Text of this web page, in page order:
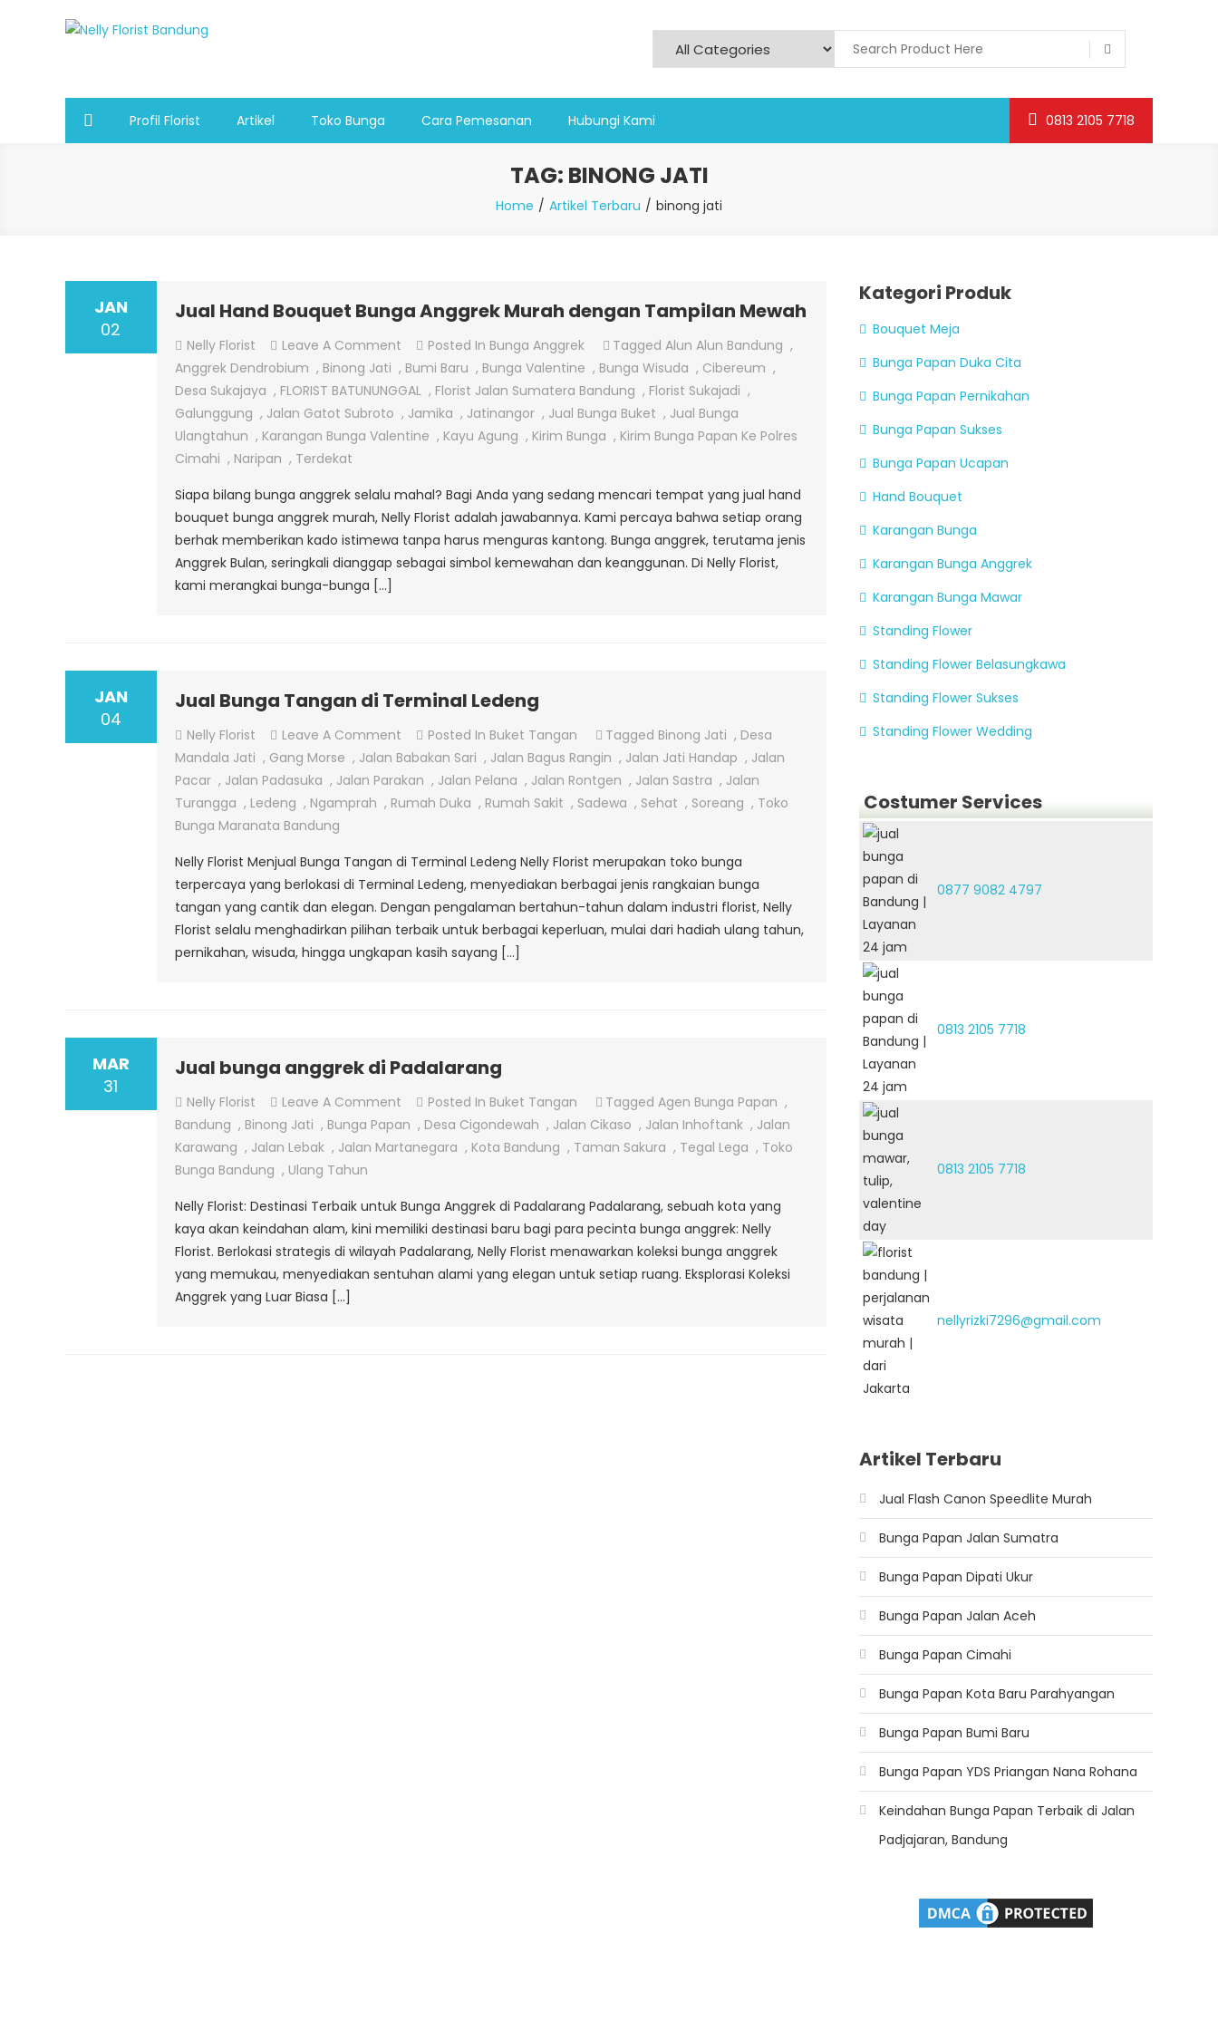
Profil Florist Artikel Toko Bunga Cara Pemesanan Hubungi Kami 0813 2105 7718
TAG: BINONG JATI
Home Artikel Terbaru binong jati
JAN
02
Jual Hand Bouquet Bunga Anggrek Murah dengan Tampilan Mewah
Nelly Florist Leave A CommentOn
Jual
Hand
Bouquet
Bunga
Dengan
Tampilan
Mewah
Posted In Bunga Anggrek Tagged Alun Alun Bandung ,
Anggrek Dendrobium , Binong Jati , Bumi Baru , Bunga Valentine , Bunga Wisuda , Cibereum ,
Desa Sukajaya , FLORIST BATUNUNGGAL , Florist Jalan Sumatera Bandung , Florist Sukajadi ,
Galunggung , Jalan Gatot Subroto , Jamika , Jatinangor , Jual Bunga Buket , Jual Bunga
Ulangtahun , Karangan Bunga Valentine , Kayu Agung , Kirim Bunga , Kirim Bunga Papan Ke Polres
Cimahi , Naripan , Terdekat
Siapa bilang bunga anggrek selalu mahal? Bagi Anda yang sedang mencari tempat yang jual hand
bouquet bunga anggrek murah, Nelly Florist adalah jawabannya. Kami percaya bahwa setiap orang
berhak memberikan kado istimewa tanpa harus menguras kantong. Bunga anggrek, terutama jenis
Anggrek Bulan, seringkali dianggap sebagai simbol kemewahan dan keanggunan. Di Nelly Florist,
kami merangkai bunga-bunga […]
JAN
04
Jual Bunga Tangan di Terminal Ledeng
Nelly Florist Leave A CommentOn
Jual
Bunga
Tangan
Ledeng
Posted In Buket Tangan Tagged Binong Jati , Desa
Mandala Jati , Gang Morse , Jalan Babakan Sari , Jalan Bagus Rangin , Jalan Jati Handap , Jalan
Pacar , Jalan Padasuka , Jalan Parakan , Jalan Pelana , Jalan Rontgen , Jalan Sastra , Jalan
Turangga , Ledeng , Ngamprah , Rumah Duka , Rumah Sakit , Sadewa , Sehat , Soreang , Toko
Bunga Maranata Bandung
Nelly Florist Menjual Bunga Tangan di Terminal Ledeng Nelly Florist merupakan toko bunga
terpercaya yang berlokasi di Terminal Ledeng, menyediakan berbagai jenis rangkaian bunga
tangan yang cantik dan elegan. Dengan pengalaman bertahun-tahun dalam industri florist, Nelly
Florist selalu menghadirkan pilihan terbaik untuk berbagai keperluan, mulai dari hadiah ulang tahun,
pernikahan, wisuda, hingga ungkapan kasih sayang […]
MAR
31
Jual bunga anggrek di Padalarang
Nelly Florist Leave A CommentOn
Jual
Bunga
Padalarang
Posted In Buket Tangan Tagged Agen Bunga Papan ,
Bandung , Binong Jati , Bunga Papan , Desa Cigondewah , Jalan Cikaso , Jalan Inhoftank , Jalan
Karawang , Jalan Lebak , Jalan Martanegara , Kota Bandung , Taman Sakura , Tegal Lega , Toko
Bunga Bandung , Ulang Tahun
Nelly Florist: Destinasi Terbaik untuk Bunga Anggrek di Padalarang Padalarang, sebuah kota yang
kaya akan keindahan alam, kini memiliki destinasi baru bagi para pecinta bunga anggrek: Nelly
Florist. Berlokasi strategis di wilayah Padalarang, Nelly Florist menawarkan koleksi bunga anggrek
yang memukau, menyediakan sentuhan alami yang elegan untuk setiap ruang. Eksplorasi Koleksi
Anggrek yang Luar Biasa […]
Kategori Produk
Bouquet Meja
Bunga Papan Duka Cita
Bunga Papan Pernikahan
Bunga Papan Sukses
Bunga Papan Ucapan
Hand Bouquet
Karangan Bunga
Karangan Bunga Anggrek
Karangan Bunga Mawar
Standing Flower
Standing Flower Belasungkawa
Standing Flower Sukses
Standing Flower Wedding
Costumer Services
0877 9082 4797
0813 2105 7718
0813 2105 7718
nellyrizki7296@gmail.com
Artikel Terbaru
Jual Flash Canon Speedlite Murah
Bunga Papan Jalan Sumatra
Bunga Papan Dipati Ukur
Bunga Papan Jalan Aceh
Bunga Papan Cimahi
Bunga Papan Kota Baru Parahyangan
Bunga Papan Bumi Baru
Bunga Papan YDS Priangan Nana Rohana
Keindahan Bunga Papan Terbaik di Jalan
Padjajaran, Bandung